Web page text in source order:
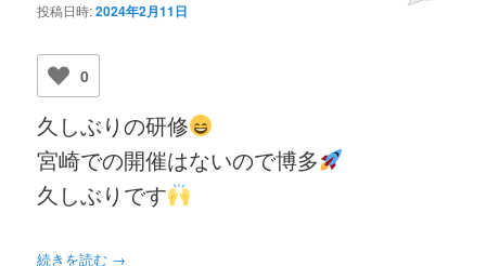
投稿日時:2024年2月11日
0
久しぶりの研修
宮崎での開催はないので博多
久しぶりです
続きを読む →